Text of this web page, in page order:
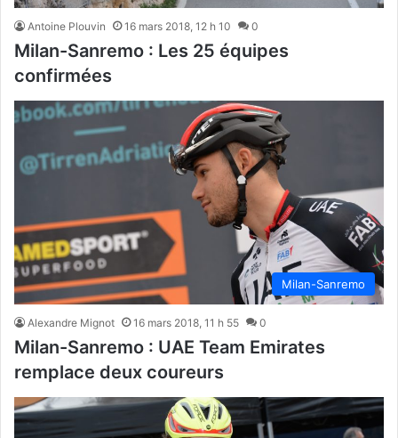
Antoine Plouvin 16 mars 2018, 12 h 10 0
Milan-Sanremo : Les 25 équipes
confirmées
Milan-Sanremo
Alexandre Mignot 16 mars 2018, 11 h 55 0
Milan-Sanremo : UAE Team Emirates
remplace deux coureurs